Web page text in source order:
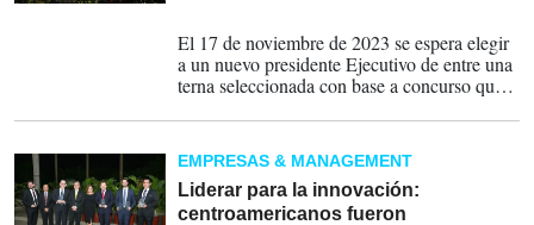
El 17 de noviembre de 2023 se espera elegir
a un nuevo presidente Ejecutivo de entre una
terna seleccionada con base a concurso que
Heidrick & Struggles de Nueva York.
EMPRESAS & MANAGEMENT
Liderar para la innovación:
centroamericanos fueron